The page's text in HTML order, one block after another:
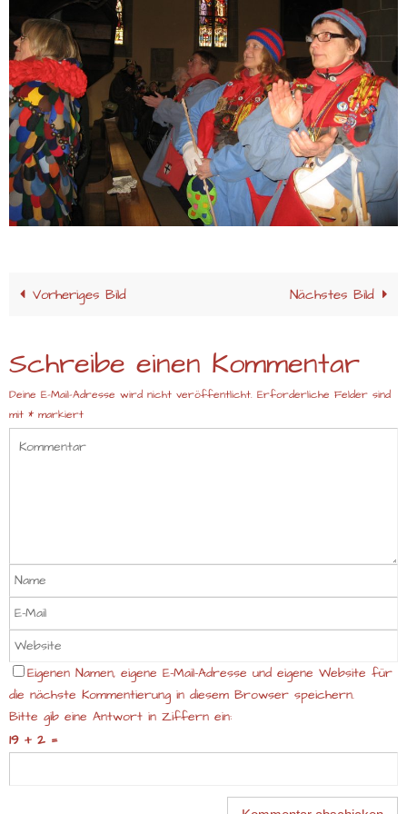
Vorheriges Bild Nächstes Bild
Schreibe einen Kommentar
Deine E-Mail-Adresse wird nicht veröffentlicht. Erforderliche Felder sind
mit * markiert
Eigenen Namen, eigene E-Mail-Adresse und eigene Website für
die nächste Kommentierung in diesem Browser speichern.
Bitte gib eine Antwort in Ziffern ein:
19 + 2 =